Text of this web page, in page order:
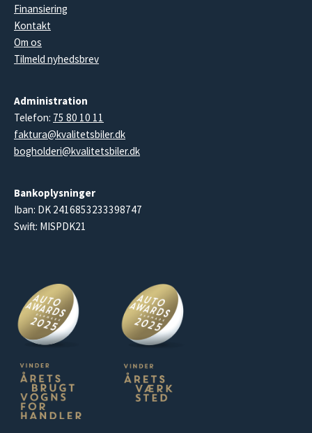
Finansiering
Kontakt
Om os
Tilmeld nyhedsbrev
Administration
Telefon: 75 80 10 11
faktura@kvalitetsbiler.dk
bogholderi@kvalitetsbiler.dk
Bankoplysninger
Iban: DK 2416853233398747
Swift: MISPDK21